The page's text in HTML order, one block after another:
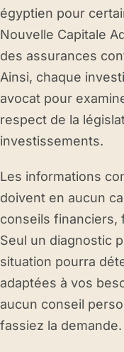
égyptien pour
Nouvelle Capitale
des assurances
Ainsi, chaque
avocat pour
respect de la
investissements.
Les informations
doivent en aucun
conseils financiers,
Seul un diagnostic
situation pourra
adaptées à vos
aucun conseil
fassiez la demande.